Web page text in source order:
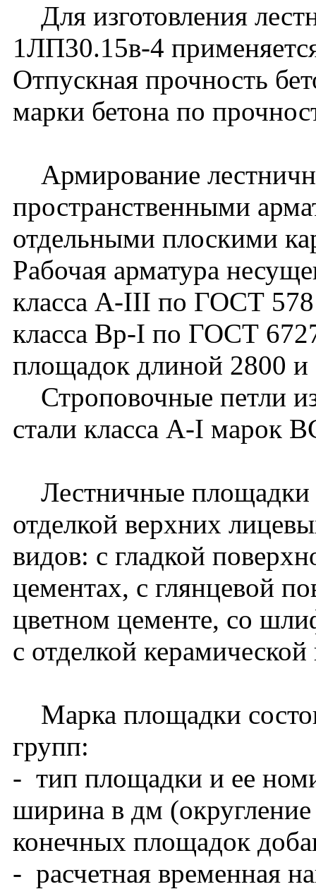
Для изготовления
1ЛП30.15в-4
Отпускная прочность
марки бетона по
Армирование
пространственными
отдельными плоскими
Рабочая арматура
класса A-III по ГОСТ
класса Вр-I по ГОСТ
площадок длиной 2800
Строповочные петли
стали класса A-I марок
Лестничные площадки
отделкой верхних
видов: с гладкой
цементах, с глянцевой
цветном цементе, со
с отделкой
Марка площадки
групп:
- тип площадки и ее
ширина в дм
конечных площадок
- расчетная временная